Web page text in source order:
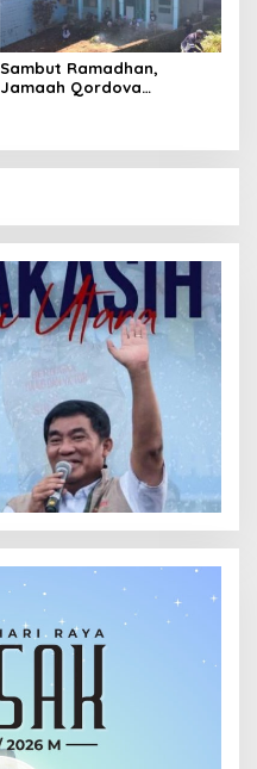
Sambut Ramadhan,
Jamaah Qordova